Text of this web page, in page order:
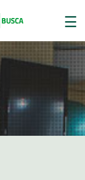
☰